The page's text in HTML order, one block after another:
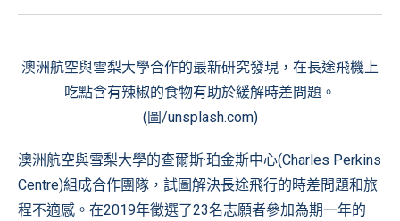
澳洲航空與雪梨大學合作的最新研究發現，在長途飛機上
吃點含有辣椒的食物有助於緩解時差問題。
(圖/unsplash.com)
澳洲航空與雪梨大學的查爾斯·珀金斯中心(Charles Perkins
Centre)組成合作團隊，試圖解決長途飛行的時差問題和旅
程不適感。在2019年徵選了23名志願者參加為期一年的